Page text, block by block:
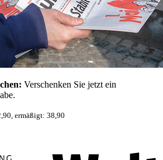
Verschenken Sie jetzt ein
ermäßigt: 38,90